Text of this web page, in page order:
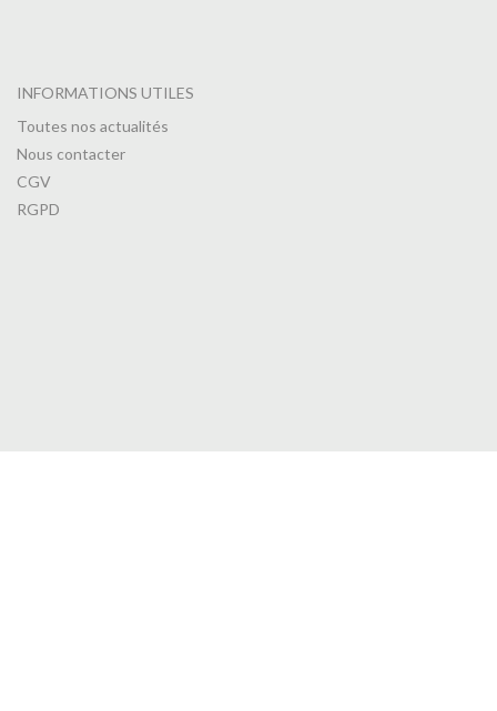
INFORMATIONS UTILES
Toutes nos actualités
Nous contacter
CGV
RGPD